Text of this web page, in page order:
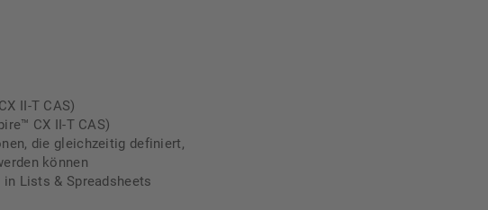
II-T CAS)
CX II-T CAS)
die gleichzeitig definiert,
können
Lists & Spreadsheets